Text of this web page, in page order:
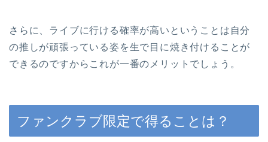
さらに、ライブに行ける確率が高いということは自分
の推しが頑張っている姿を生で目に焼き付けることが
できるのですからこれが一番のメリットでしょう。
ファンクラブ限定で得ることは？